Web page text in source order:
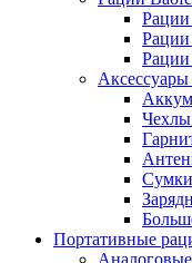
Рации
Рации
Чехлы
Портативные